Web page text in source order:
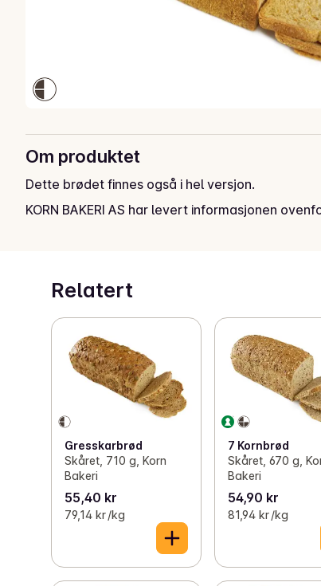
Om produktet
Dette brødet finnes også i hel versjon.
KORN BAKERI AS har levert informasjonen
Relatert
Gresskarbrød
Skåret, 710 g, Korn
Bakeri
55,40 kr
79,14 kr /kg
7 Kornbrød
Skåret, 670 g,
Bakeri
54,90 kr
81,94 kr /kg